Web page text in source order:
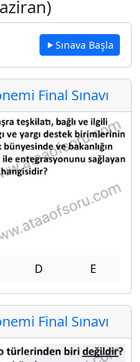
Sınava Başla
Final Sınavı
D E
Final Sınavı